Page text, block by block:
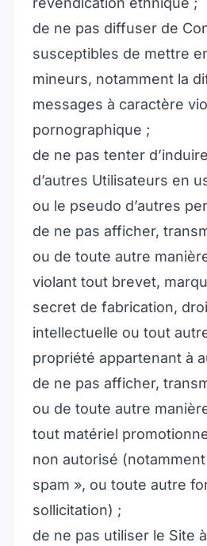
de ne pas diffuser de
susceptibles de mettre
mineurs, notamment la
messages à caractère
pornographique ;
de ne pas tenter
d’autres Utilisateurs en
ou le pseudo d’autres
de ne pas afficher,
ou de toute autre
violant tout brevet,
secret de fabrication,
intellectuelle ou tout
propriété appartenant à
de ne pas afficher,
ou de toute autre
tout matériel
non autorisé
spam », ou toute autre
sollicitation) ;
de ne pas utiliser le Site